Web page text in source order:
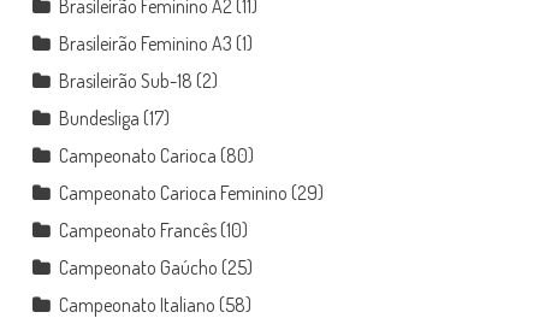
Brasileirão Feminino A2 (11)
Brasileirão Feminino A3 (1)
Brasileirão Sub-18 (2)
Bundesliga (17)
Campeonato Carioca (80)
Campeonato Carioca Feminino (29)
Campeonato Francês(10)
Campeonato Gaúcho (25)
Campeonato Italiano (58)